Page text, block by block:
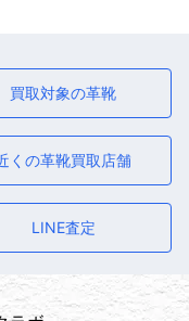
買取対象の革靴
くの革靴買取店舗
LINE査定